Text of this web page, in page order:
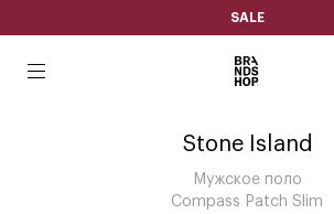
SALE
Stone Island
Мужское поло
Compass Patch Slim